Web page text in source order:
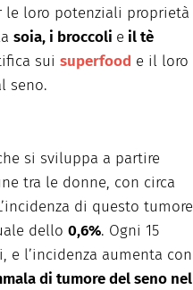
le loro potenziali proprietà
soia, i broccoli e il tè
sui superfood e il loro
seno.
si sviluppa a partire
tra le donne, con circa
di questo tumore
dello 0,6%. Ogni 15
l’incidenza aumenta con
di tumore del seno nel